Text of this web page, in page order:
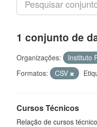
1 conjunto de
Organizações: Instituto
Formatos:
CSV
Cursos Técnicos
Relação de cursos